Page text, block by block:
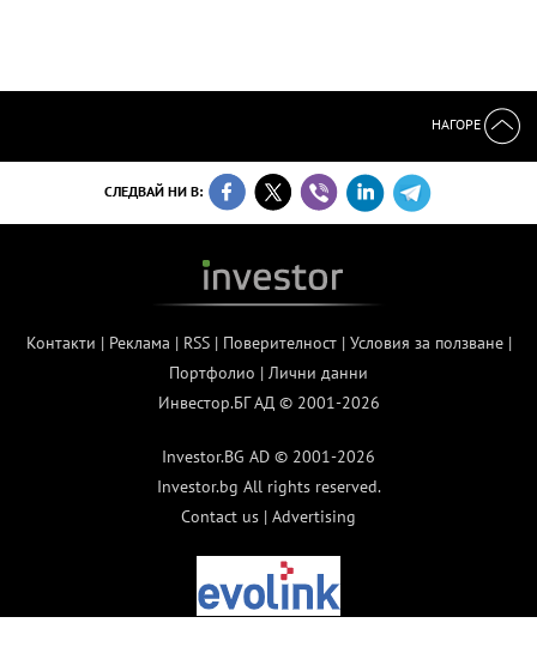
НАГОРЕ
СЛЕДВАЙ НИ В:
Контакти | Реклама | RSS| Поверителност| Условия за ползване|
Портфолио | Лични данни
Инвестор.БГ АД © 2001-2026
Investor.BG AD © 2001-2026
Investor.bg All rights reserved.
Contact us | Advertising